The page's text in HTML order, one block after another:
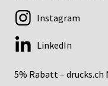
5% Rabatt –
Instagram
LinkedIn